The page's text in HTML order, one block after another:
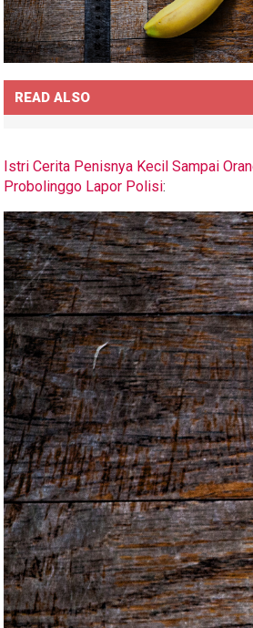
READ ALSO
Istri Cerita Penisnya Kecil Sampai
Probolinggo Lapor Polisi: